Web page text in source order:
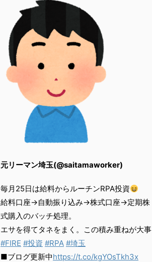
元リーマン埼玉(@saitamaworker)
毎月25日は給料からルーチンRPA投資
給料口座→自動振り込み→株式口座→定期株
式購入のバッチ処理。
エサを得てタネをまく。この積み重ねが大事
#FIRE #投資 #RPA #埼玉
■ブログ更新中https://t.co/kgYOsTkh3x